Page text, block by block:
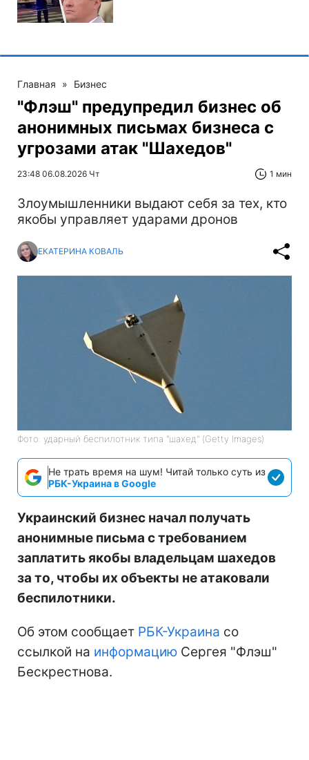
Главная » Бизнес
"Флэш" предупредил бизнес об
анонимных письмах бизнеса с
угрозами атак "Шахедов"
23:48 06.08.2026 Чт 1 мин
Злоумышленники выдают себя за тех, кто
якобы управляет ударами дронов
ЕКАТЕРИНА КОВАЛЬ
Фото: ударный беспилотник типа "шахед" (Getty Images)
Не трать время на шум! Читай только суть из
РБК-Украина в Google
Украинский бизнес начал получать
анонимные письма с требованием
заплатить якобы владельцам шахедов
за то, чтобы их объекты не атаковали
беспилотники.
Об этом сообщает РБК-Украина со
ссылкой на информацию Сергея "Флэш"
Бескрестнова.